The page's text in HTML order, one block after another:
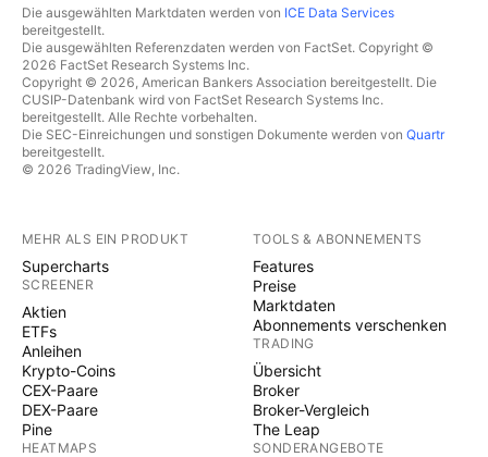
Die ausgewählten Marktdaten werden von ICE Data Services
bereitgestellt.
Die ausgewählten Referenzdaten werden von FactSet. Copyright ©
2026 FactSet Research Systems Inc.
Copyright © 2026, American Bankers Association bereitgestellt. Die
CUSIP-Datenbank wird von FactSet Research Systems Inc.
bereitgestellt. Alle Rechte vorbehalten.
Die SEC-Einreichungen und sonstigen Dokumente werden von Quartr
bereitgestellt.
© 2026 TradingView, Inc.
MEHR ALS EIN PRODUKT
Supercharts
SCREENER
Aktien
ETFs
Anleihen
Krypto-Coins
CEX-Paare
DEX-Paare
Pine
HEATMAPS
TOOLS & ABONNEMENTS
Features
Preise
Marktdaten
Abonnements verschenken
TRADING
Übersicht
Broker
Broker-Vergleich
The Leap
SONDERANGEBOTE